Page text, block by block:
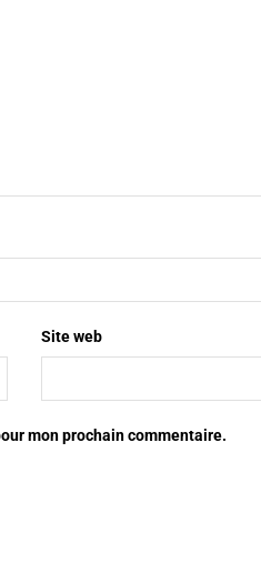
Site web
mon prochain commentaire.